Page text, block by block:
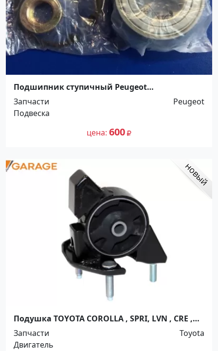
Подшипник ступичный Peugeot
205/306/405/Partner/Citroen Berlingo (PBK915)
Краснодар
Запчасти
Peugeot
Подвеска
цена 600
Подушка TOYOTA COROLLA , SPRI, LVN , CRE ,
TRN , MRN , CARIB 4A - 7A - 2C - 2E - 4E MTM 1991-
2001г Краснодар
Запчасти
Toyota
Двигатель